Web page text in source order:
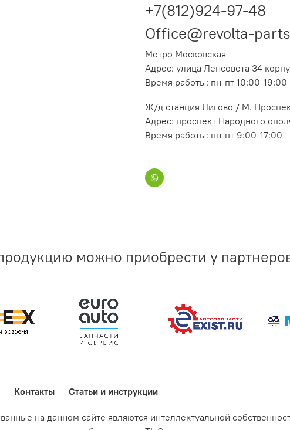
+7(812)924-97-48
Office@revolta-
Метро Московская
Адрес: улица Ленсовета 34
Время работы: пн-пт 10:00-19:00
Ж/д станция Лигово / М.
Адрес: проспект Народного
Время работы: пн-пт 9:00-17:00
можно приобрести у
Контакты Статьи и инструкции
на данном сайте являются интеллектуальной